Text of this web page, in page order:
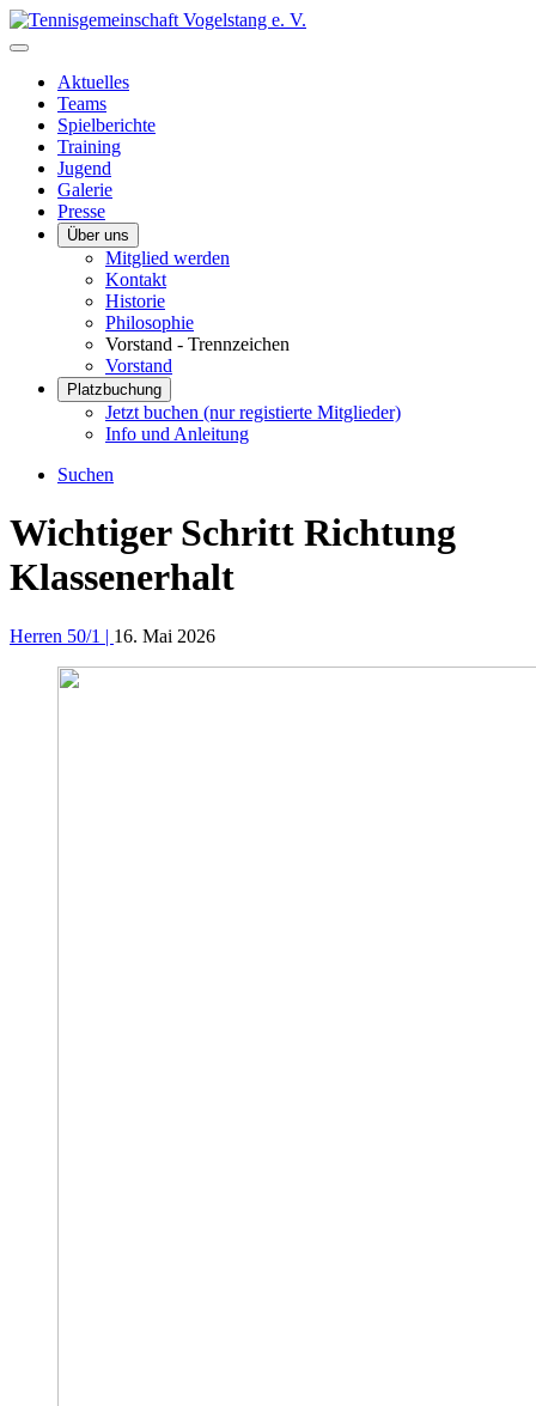
Aktuelles
Teams
Spielberichte
Training
Jugend
Galerie
Presse
Über uns
Mitglied werden
Kontakt
Historie
Philosophie
Vorstand - Trennzeichen
Vorstand
Platzbuchung
Jetzt buchen (nur registierte Mitglieder)
Info und Anleitung
Suchen
Wichtiger Schritt Richtung
Klassenerhalt
Herren 50/1 | 16. Mai 2026